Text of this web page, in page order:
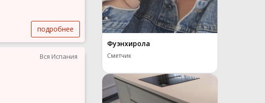
подробнее
Вся Испания
Фуэнхирола
Сметчик